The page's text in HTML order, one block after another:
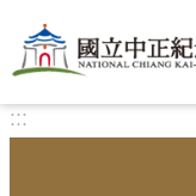
跳到主要內容區塊
:::